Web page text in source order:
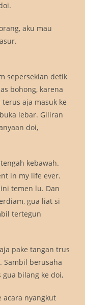
aku mau
sepersekian detik
bohong, karena
aja masuk ke
lebar. Giliran
doi,
kebawah.
in my life ever.
temen lu. Dan
gua liat si
tertegun
pake tangan trus
Sambil berusaha
bilang ke doi,
acara nyangkut